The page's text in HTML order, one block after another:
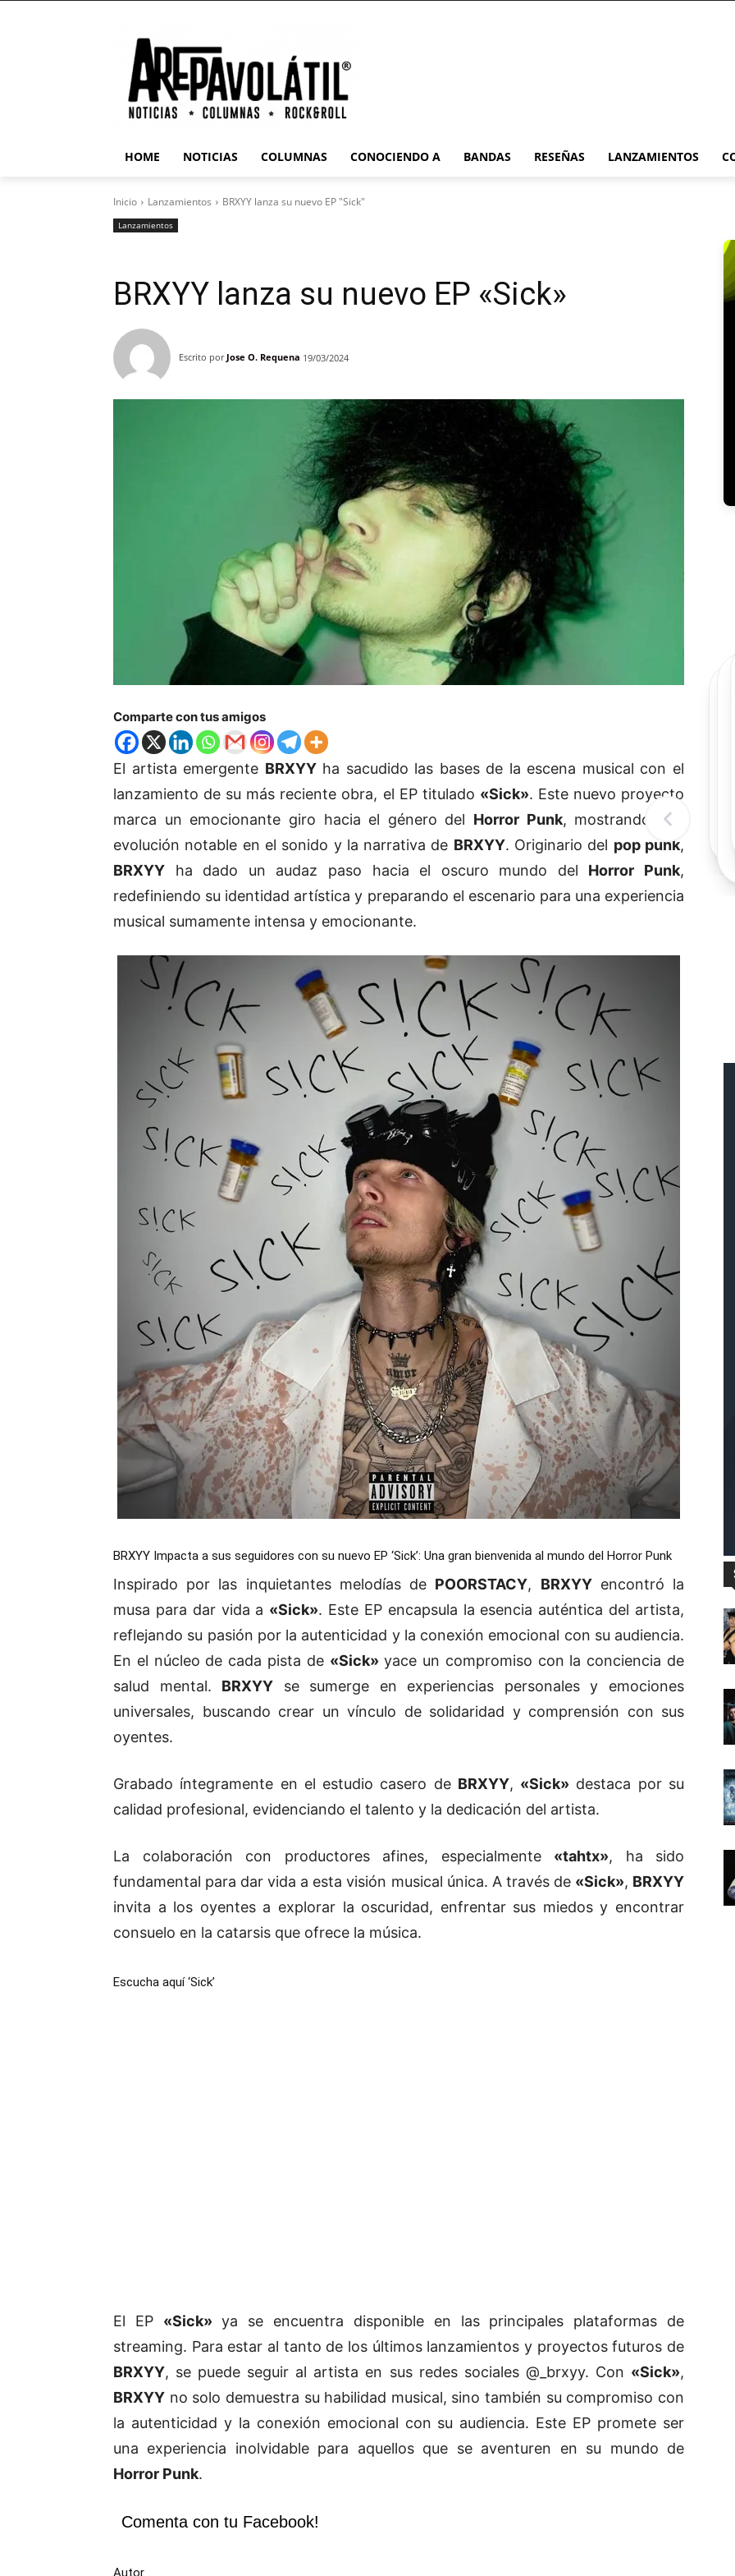
HOME NOTICIAS COLUMNAS CONOCIENDO A BANDAS RESEÑAS LANZAMIENTOS
Inicio Lanzamientos BRXYY lanza su nuevo EP "Sick"
Lanzamientos
BRXYY lanza su nuevo EP «Sick»
Escrito por Jose O. Requena 19/03/2024
Comparte con tus amigos
El artista emergente BRXYYha sacudido las bases de la escena musical con el
lanzamiento de su más reciente obra, el EP titulado «Sick». Este nuevo proyecto
marca un emocionante giro hacia el género del Horror Punk, mostrando una
evolución notable en el sonido y la narrativa de BRXYY. Originario del pop punk,
BRXYY ha dado un audaz paso hacia el oscuro mundo del Horror Punk,
redefiniendo su identidad artística y preparando el escenario para una experiencia
musical sumamente intensa y emocionante.
BRXYY Impacta a sus seguidores con su nuevo EP ‘Sick’: Una gran bienvenida al mundo del Horror Punk
Inspirado por las inquietantes melodías de POORSTACY, BRXYYencontró la
musa para dar vida a «Sick». Este EP encapsula la esencia auténtica del artista,
reflejando su pasión por la autenticidad y la conexión emocional con su audiencia.
En el núcleo de cada pista de «Sick»yace un compromiso con la conciencia de
salud mental. BRXYY se sumerge en experiencias personales y emociones
universales, buscando crear un vínculo de solidaridad y comprensión con sus
oyentes.
Grabado íntegramente en el estudio casero de BRXYY, «Sick» destaca por su
calidad profesional, evidenciando el talento y la dedicación del artista.
La colaboración con productores afines, especialmente «tahtx», ha sido
fundamental para dar vida a esta visión musical única. A través de «Sick», BRXYY
invita a los oyentes a explorar la oscuridad, enfrentar sus miedos y encontrar
consuelo en la catarsis que ofrece la música.
Escucha aquí ‘Sick’
El EP «Sick»ya se encuentra disponible en las principales plataformas de
streaming. Para estar al tanto de los últimos lanzamientos y proyectos futuros de
BRXYY, se puede seguir al artista en sus redes sociales @_brxyy. Con «Sick»,
BRXYY no solo demuestra su habilidad musical, sino también su compromiso con
la autenticidad y la conexión emocional con su audiencia. Este EP promete ser
una experiencia inolvidable para aquellos que se aventuren en su mundo de
Horror Punk.
Comenta con tu Facebook!
Autor